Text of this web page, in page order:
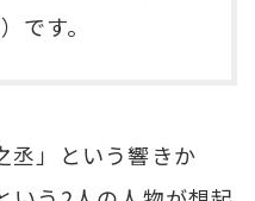
）です。
丞」という響きか